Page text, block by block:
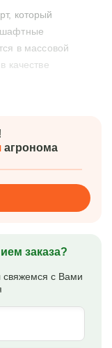
который
в массовой
качестве
агронома
заказа?
свяжемся с Вами